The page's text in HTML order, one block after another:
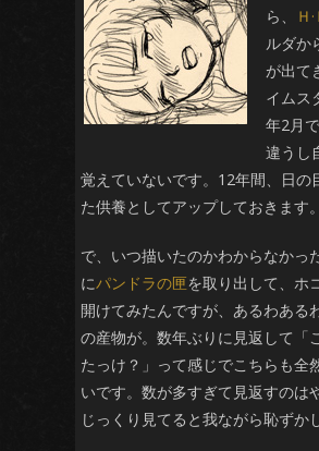
ら、
Ｈ
ルダか
が出て
イムス
年2月
違うし
覚えていないです。12年間、日の
た供養としてアップしておきます。
で、いつ描いたのかわからなかっ
にパンドラの匣を取り出して、ホ
開けてみたんですが、あるわある
の産物が。数年ぶりに見返して「
たっけ？」って感じでこちらも全
いです。数が多すぎて見返すのは
じっくり見てると我ながら恥ずか